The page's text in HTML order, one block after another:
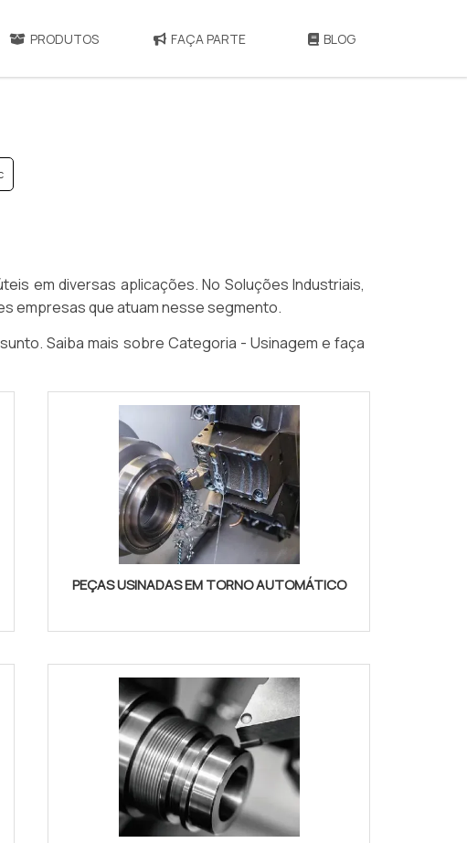
PRODUTOS FAÇA PARTE BLOG
em diversas aplicações. No Soluções Industriais,
empresas que atuam nesse segmento.
Saiba mais sobre Categoria - Usinagem e faça
PEÇAS USINADAS EM TORNO AUTOMÁTICO